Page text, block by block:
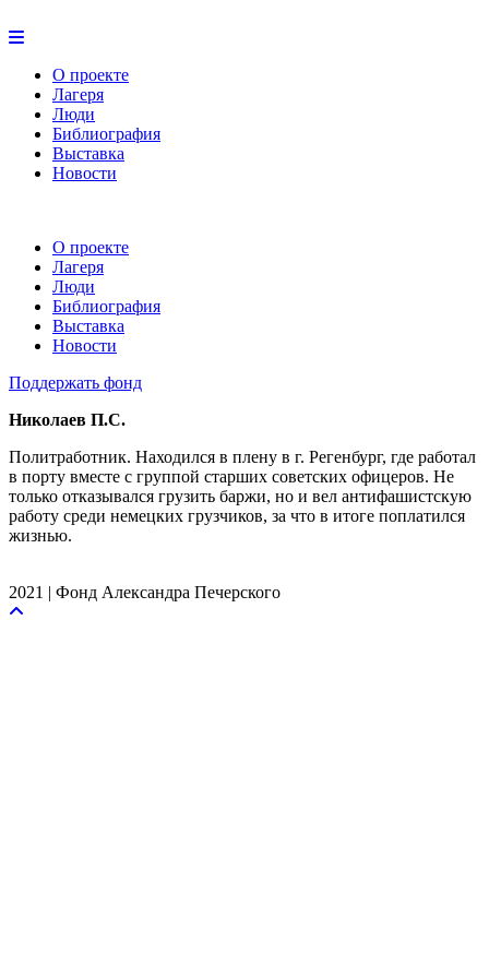
О проекте
Лагеря
Люди
Библиография
Выставка
Новости
О проекте
Лагеря
Люди
Библиография
Выставка
Новости
Поддержать фонд
Николаев П.С.
Политработник. Находился в плену в г. Регенбург, где работал
в порту вместе с группой старших советских офицеров. Не
только отказывался грузить баржи, но и вел антифашистскую
работу среди немецких грузчиков, за что в итоге поплатился
жизнью.
2021 | Фонд Александра Печерского